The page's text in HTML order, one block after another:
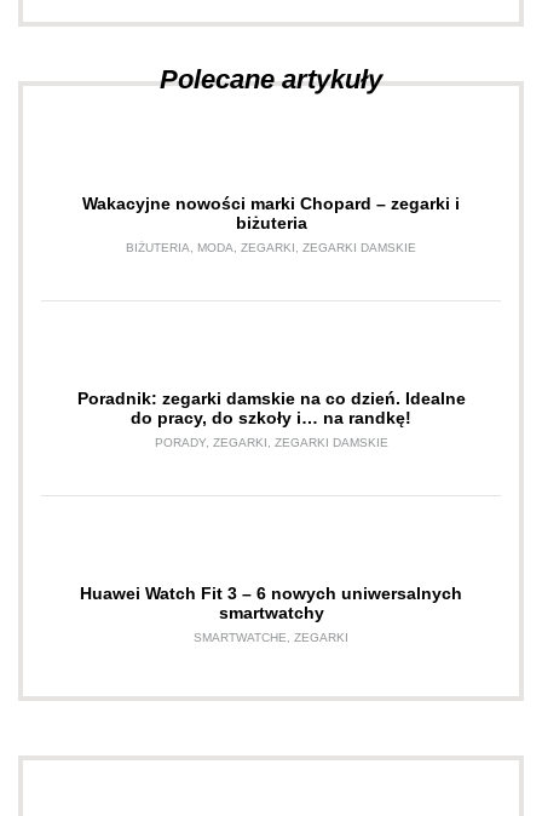
Polecane artykuły
Wakacyjne nowości marki Chopard – zegarki i
biżuteria
BIŻUTERIA MODA ZEGARKI ZEGARKI DAMSKIE
Poradnik: zegarki damskie na co dzień. Idealne
do pracy, do szkoły i… na randkę!
PORADY, ZEGARKI ZEGARKI DAMSKIE
Huawei Watch Fit 3 – 6 nowych uniwersalnych
smartwatchy
SMARTWATCHE ZEGARKI